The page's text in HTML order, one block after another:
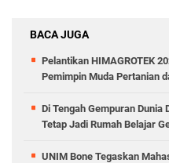
BACA JUGA
Pelantikan HIMAGROTEK
Pemimpin Muda Pertanian
Di Tengah Gempuran Dunia
Tetap Jadi Rumah Belajar
UNIM Bone Tegaskan